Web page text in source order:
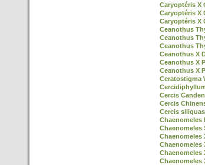
Caryoptéris X
Caryoptéris X
Caryoptéris X
Ceanothus
Ceanothus
Ceanothus
Ceanothus X
Ceanothus X
Ceanothus X
Ceratostigma
Cercis
Cercis
Cercis
Chaenomeles
Chaenomeles
Chaenomeles
Chaenomeles
Chaenomeles
Chaenomeles